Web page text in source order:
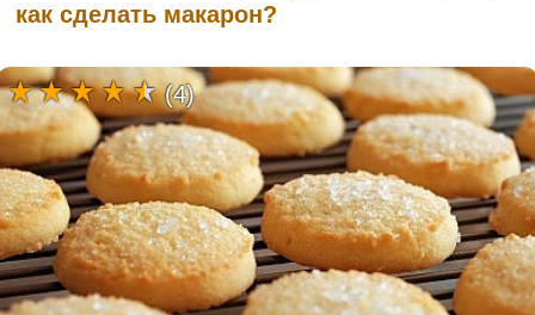
как сделать макарон?
(4)